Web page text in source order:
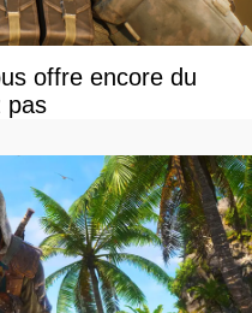
offre encore du
pas